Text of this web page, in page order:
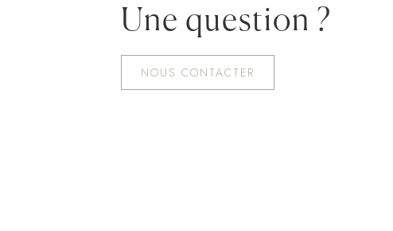
Une question ?
NOUS CONTACTER